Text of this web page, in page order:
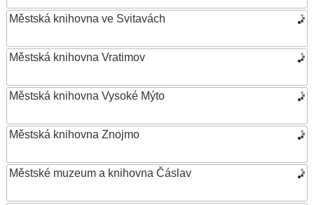
Městská knihovna ve Svitavách
Městská knihovna Vratimov
Městská knihovna Vysoké Mýto
Městská knihovna Znojmo
Městské muzeum a knihovna Čáslav